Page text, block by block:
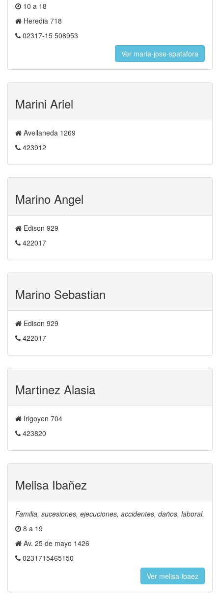
10 a 18
Heredia 718
02317-15 508953
Ver maria-jose-spatafora
Marini Ariel
Avellaneda 1269
423912
Marino Angel
Edison 929
422017
Marino Sebastian
Edison 929
422017
Martinez Alasia
Irigoyen 704
423820
Melisa Ibañez
Familia, sucesiones, ejecuciones, accidentes, daños, laboral.
8 a 19
Av. 25 de mayo 1426
0231715465150
Ver melisa-ibaez